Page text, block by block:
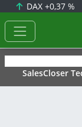
DAX+0,37 %
SalesCloser